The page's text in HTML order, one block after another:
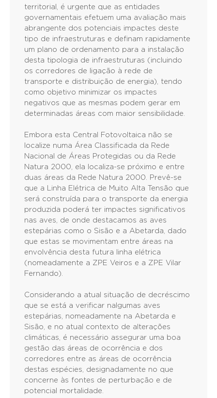
territorial, é urgente que as entidades
governamentais efetuem uma avaliação mais
abrangente dos potenciais impactes deste
tipo de infraestruturas e definam rapidamente
um plano de ordenamento para a instalação
desta tipologia de infraestruturas (incluindo
os corredores de ligação à rede de
transporte e distribuição de energia), tendo
como objetivo minimizar os impactes
negativos que as mesmas podem gerar em
determinadas áreas com maior sensibilidade.
Embora esta Central Fotovoltaica não se
localize numa Área Classificada da Rede
Nacional de Áreas Protegidas ou da Rede
Natura 2000, ela localiza-se próximo e entre
duas áreas da Rede Natura 2000. Prevê-se
que a Linha Elétrica de Muito Alta Tensão que
será construída para o transporte da energia
produzida poderá ter impactes significativos
nas aves, de onde destacamos as aves
estepárias como o Sisão e a Abetarda, dado
que estas se movimentam entre áreas na
envolvência desta futura linha elétrica
(nomeadamente a ZPE Veiros e a ZPE Vilar
Fernando).
Considerando a atual situação de decréscimo
que se está a verificar nalgumas aves
estepárias, nomeadamente na Abetarda e
Sisão, e no atual contexto de alterações
climáticas, é necessário assegurar uma boa
gestão das áreas de ocorrência e dos
corredores entre as áreas de ocorrência
destas espécies, designadamente no que
concerne às fontes de perturbação e de
potencial mortalidade.